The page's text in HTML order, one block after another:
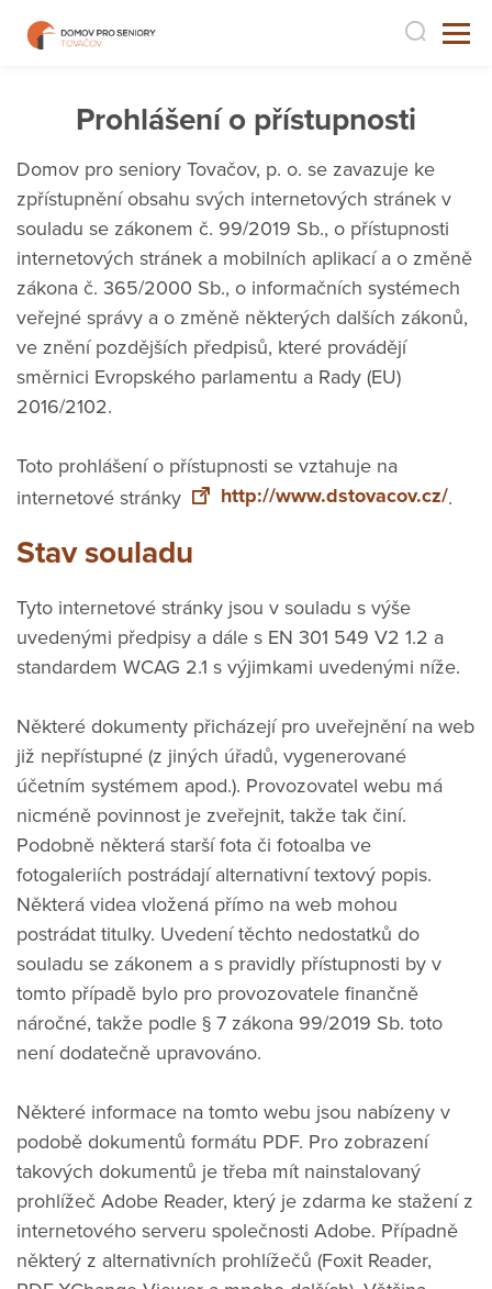
Prohlášení o přístupnosti
Domov pro seniory Tovačov, p. o. se zavazuje ke
zpřístupnění obsahu svých internetových stránek v
souladu se zákonem č. 99/2019 Sb., o přístupnosti
internetových stránek a mobilních aplikací a o změně
zákona č. 365/2000 Sb., o informačních systémech
veřejné správy a o změně některých dalších zákonů,
ve znění pozdějších předpisů, které provádějí
směrnici Evropského parlamentu a Rady (EU)
2016/2102.
Toto prohlášení o přístupnosti se vztahuje na
internetové stránky
http://www.dstovacov.cz/.
Stav souladu
Tyto internetové stránky jsou v souladu s výše
uvedenými předpisy a dále s EN 301 549 V2 1.2 a
standardem WCAG 2.1 s výjimkami uvedenými níže.
Některé dokumenty přicházejí pro uveřejnění na web
již nepřístupné (z jiných úřadů, vygenerované
účetním systémem apod.). Provozovatel webu má
nicméně povinnost je zveřejnit, takže tak činí.
Podobně některá starší fota či fotoalba ve
fotogaleriích postrádají alternativní textový popis.
Některá videa vložená přímo na web mohou
postrádat titulky. Uvedení těchto nedostatků do
souladu se zákonem a s pravidly přístupnosti by v
tomto případě bylo pro provozovatele finančně
náročné, takže podle § 7 zákona 99/2019 Sb. toto
není dodatečně upravováno.
Některé informace na tomto webu jsou nabízeny v
podobě dokumentů formátu PDF. Pro zobrazení
takových dokumentů je třeba mít nainstalovaný
prohlížeč Adobe Reader, který je zdarma ke stažení z
internetového serveru společnosti Adobe. Případně
některý z alternativních prohlížečů (Foxit Reader,